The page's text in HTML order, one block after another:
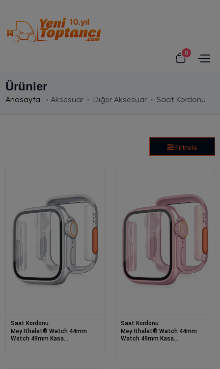
0
Ürünler
Anasayfa Aksesuar Diğer Aksesuar Saat Kordonu
Filtrele
Saat Kordonu
Mey İthalat® Watch 44mm
Watch 49mm Kasa
Saat Kordonu
Mey İthalat® Watch 44mm
Watch 49mm Kasa